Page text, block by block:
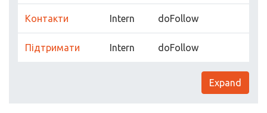
Контакти Intern doFollow
Підтримати Intern doFollow
Expand